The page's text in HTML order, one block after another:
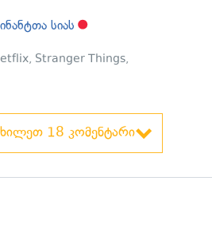
სიას
, Stranger Things,
18 კომენტარი